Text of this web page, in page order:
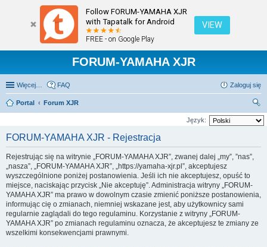
Follow FORUM-YAMAHA XJR
with Tapatalk for Android
FREE - on Google Play
VIEW
FORUM-YAMAHA XJR
Więcej… FAQ Zaloguj się
Portal
Forum XJR
zu
Język:
FORUM-YAMAHA XJR - Rejestracja
Rejestrując się na witrynie „FORUM-YAMAHA XJR”, zwanej dalej „my”, ”nas”,
„nasza”, „FORUM-YAMAHA XJR”, „https://yamaha-xjr.pl”, akceptujesz
wyszczególnione poniżej postanowienia. Jeśli ich nie akceptujesz, opuść to
miejsce, naciskając przycisk „Nie akceptuję”. Administracja witryny „FORUM-
YAMAHA XJR” ma prawo w dowolnym czasie zmienić poniższe postanowienia,
informując cię o zmianach, niemniej wskazane jest, aby użytkownicy sami
regularnie zaglądali do tego regulaminu. Korzystanie z witryny „FORUM-
YAMAHA XJR” po zmianach regulaminu oznacza, że akceptujesz te zmiany ze
wszelkimi konsekwencjami prawnymi.